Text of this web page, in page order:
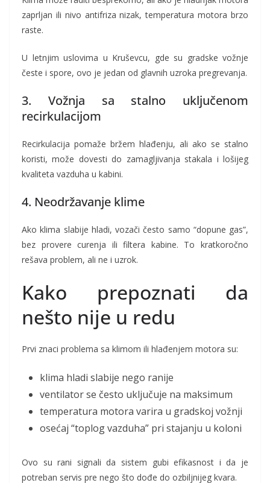
zaprljan ili nivo antifriza nizak, temperatura motora brzo
raste.
U letnjim uslovima u Kruševcu, gde su gradske vožnje
česte i spore, ovo je jedan od glavnih uzroka pregrevanja.
3. Vožnja sa stalno uključenom
recirkulacijom
Recirkulacija pomaže bržem hlađenju, ali ako se stalno
koristi, može dovesti do zamagljivanja stakala i lošijeg
kvaliteta vazduha u kabini.
4. Neodržavanje klime
Ako klima slabije hladi, vozači često samo “dopune gas”,
bez provere curenja ili filtera kabine. To kratkoročno
rešava problem, ali ne i uzrok.
Kako prepoznati da
nešto nije u redu
Prvi znaci problema sa klimom ili hlađenjem motora su:
klima hladi slabije nego ranije
ventilator se često uključuje na maksimum
temperatura motora varira u gradskoj vožnji
osećaj “toplog vazduha” pri stajanju u koloni
Ovo su rani signali da sistem gubi efikasnost i da je
potreban servis pre nego što dođe do ozbiljnijeg kvara.